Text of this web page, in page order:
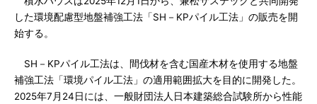
した環境配慮型地盤補強工法「SH－KPパイル工法」の販売を開
始する。
SH－KPパイル工法は、間伐材を含む国産木材を使用する地盤
補強工法「環境パイル工法」の適用範囲拡大を目的に開発した。
2025年7月24日には、一般財団法人日本建築総合試験所から性能